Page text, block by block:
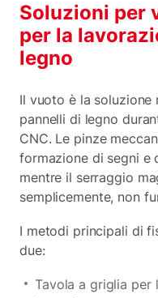
Soluzioni per
per la
legno
Il vuoto è la soluzione
pannelli di legno
CNC. Le pinze
formazione di segni e
mentre il serraggio
semplicemente, non
I metodi principali di
due:
Tavola a griglia per